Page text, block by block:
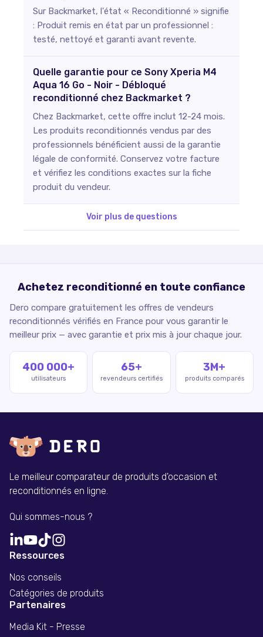
Sur Backmarket, l'état « Reconditionné » signifie
: Produit remis en état par un professionnel :
testé, nettoyé et garanti avant revente.
Quelle garantie pour ce Sony Xperia M4
Aqua 16 Go - Noir - Débloqué
reconditionné chez Backmarket ?
Chez Backmarket, cette offre inclut 12-24 mois.
Les produits reconditionnés vendus par des
professionnels bénéficient aussi de la garantie
légale de conformité. Conservez votre facture
et vérifiez les conditions exactes sur la fiche
produit du vendeur.
Voir plus de questions
Achetez reconditionné en toute confiance
Dero compare gratuitement les offres de vendeurs
reconditionnés vérifiés en France pour vous garantir le
meilleur prix — avec garantie et prix mis à jour chaque jour.
400 000+
utilisateurs
65+
revendeurs certifiés
3M+
produits comparés
Le meilleur comparateur de produits d'occasion et
reconditionnés en ligne.
Qui sommes-nous ?
Ressources
Nos conseils
Catégories de produits
Partenaires
Media Kit - Presse